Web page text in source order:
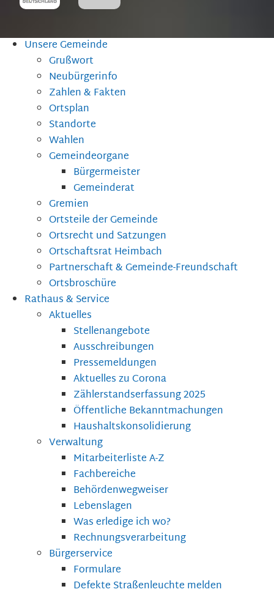
Unsere Gemeinde
Grußwort
Neubürgerinfo
Zahlen & Fakten
Ortsplan
Standorte
Wahlen
Gemeindeorgane
Bürgermeister
Gemeinderat
Gremien
Ortsteile der Gemeinde
Ortsrecht und Satzungen
Ortschaftsrat Heimbach
Partnerschaft & Gemeinde-Freundschaft
Ortsbroschüre
Rathaus & Service
Aktuelles
Stellenangebote
Ausschreibungen
Pressemeldungen
Aktuelles zu Corona
Zählerstandserfassung 2025
Öffentliche Bekanntmachungen
Haushaltskonsolidierung
Verwaltung
Mitarbeiterliste A-Z
Fachbereiche
Behördenwegweiser
Lebenslagen
Was erledige ich wo?
Rechnungsverarbeitung
Bürgerservice
Formulare
Defekte Straßenleuchte melden